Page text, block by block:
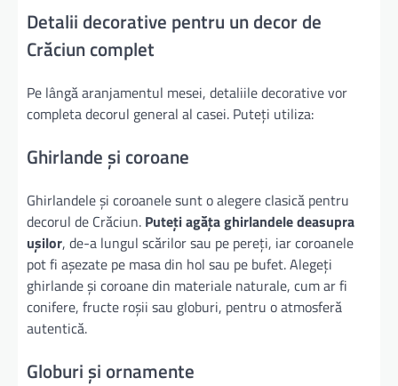
Detalii decorative pentru un decor de
Crăciun complet
Pe lângă aranjamentul mesei, detaliile decorative vor
completa decorul general al casei. Puteți utiliza:
Ghirlande și coroane
Ghirlandele și coroanele sunt o alegere clasică pentru
decorul de Crăciun. Puteți agăța ghirlandele deasupra
ușilor, de-a lungul scărilor sau pe pereți, iar coroanele
pot fi așezate pe masa din hol sau pe bufet. Alegeți
ghirlande și coroane din materiale naturale, cum ar fi
conifere, fructe roșii sau globuri, pentru o atmosferă
autentică.
Globuri și ornamente